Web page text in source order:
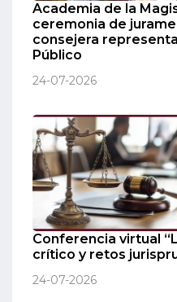
Academia de la
ceremonia de
consejera
Público
24-07-2026
Conferencia virtual
crítico y retos
24-07-2026